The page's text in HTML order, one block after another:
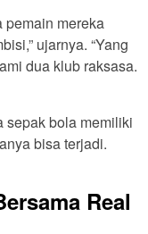
pemain mereka
ujarnya. “Yang
dua klub raksasa.
sepak bola memiliki
bisa terjadi.
Real